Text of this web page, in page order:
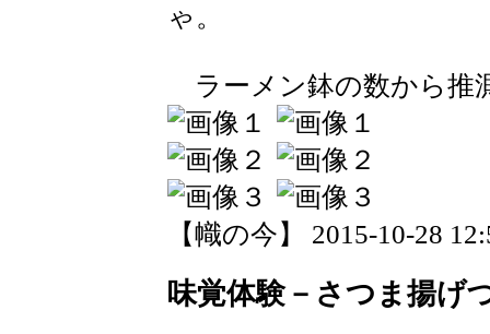
ゃ。
ラーメン鉢の数から推
【幟の今】 2015-10-28
味覚体験－さつま揚げ